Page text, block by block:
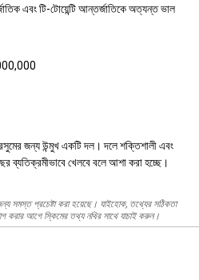
এবং টি-টোয়েন্টি আন্তর্জাতিকে অত্যন্ত ভাল
জন্য উন্মুখ একটি দল। দলে শক্তিশালী এবং
ব্যতিক্রমীভাবে খেলবে বলে আশা করা হচ্ছে।
সমস্ত প্রচেষ্টা করা হয়েছে। যাইহোক, তথ্যের সঠিকতা
করার আগে স্কিমের তথ্য নথির সাথে যাচাই করুন।